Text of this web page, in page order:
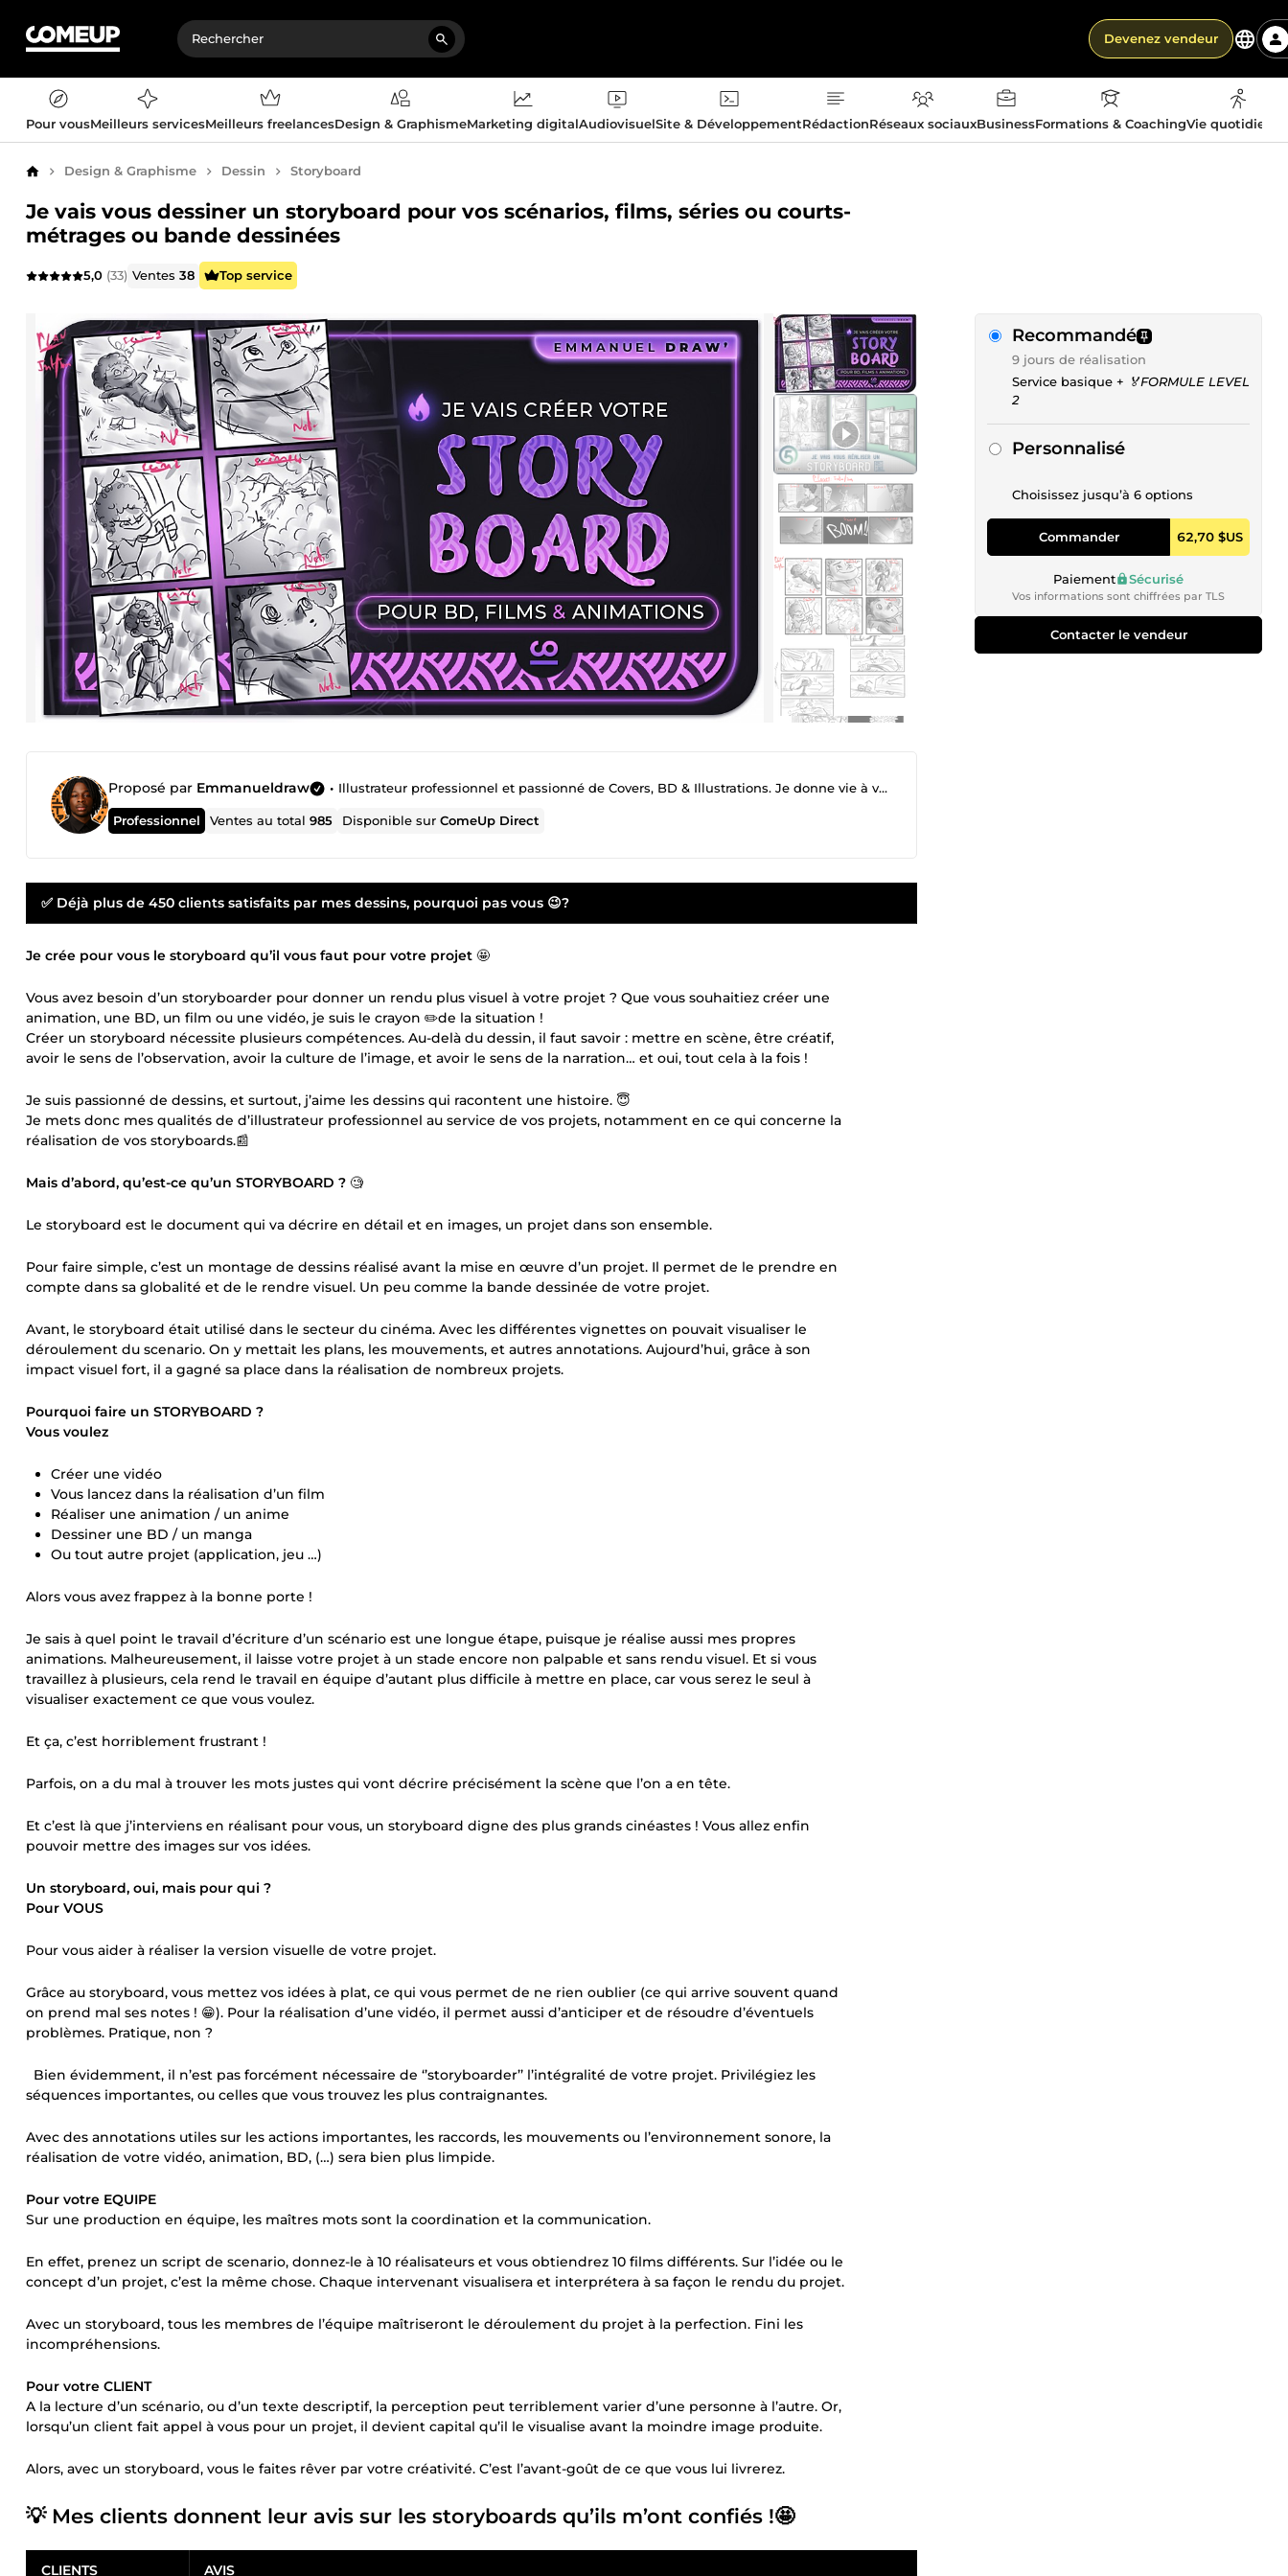
Devenez vendeur
Pour vousMeilleurs servicesMeilleurs freelancesDesign & GraphismeMarketing digitalAudiovisuelSite & DéveloppementRédactionRéseaux sociauxBusinessFormations & CoachingVie
AccueilDesign & Graphisme Dessin Storyboard
Je vais vous dessiner un storyboard pour vos scénarios, films, séries ou courts-
métrages ou bande dessinées
5,0 (33) Ventes38 Top service
Proposé par Emmanueldraw • Illustrateur professionnel et passionné de Covers, BD & Illustrations. Je donne vie à votre univers.
Professionnel Ventes au total985 Disponible surComeUp Direct
✅ Déjà plus de 450 clients satisfaits par mes dessins, pourquoi pas vous 😉?
Je crée pour vous le storyboard qu’il vous faut pour votre projet 🤩
Vous avez besoin d’un storyboarder pour donner un rendu plus visuel à votre projet ? Que vous souhaitiez créer une
animation, une BD, un film ou une vidéo, je suis le crayon ✏️de la situation !
Créer un storyboard nécessite plusieurs compétences. Au-delà du dessin, il faut savoir : mettre en scène, être créatif,
avoir le sens de l’observation, avoir la culture de l’image, et avoir le sens de la narration… et oui, tout cela à la fois !
Je suis passionné de dessins, et surtout, j’aime les dessins qui racontent une histoire. 😇
Je mets donc mes qualités de d’illustrateur professionnel au service de vos projets, notamment en ce qui concerne la
réalisation de vos storyboards.📰
Mais d’abord, qu’est-ce qu’un STORYBOARD ? 🧐
Le storyboard est le document qui va décrire en détail et en images, un projet dans son ensemble.
Pour faire simple, c’est un montage de dessins réalisé avant la mise en œuvre d’un projet. Il permet de le prendre en
compte dans sa globalité et de le rendre visuel. Un peu comme la bande dessinée de votre projet.
Avant, le storyboard était utilisé dans le secteur du cinéma. Avec les différentes vignettes on pouvait visualiser le
déroulement du scenario. On y mettait les plans, les mouvements, et autres annotations. Aujourd’hui, grâce à son
impact visuel fort, il a gagné sa place dans la réalisation de nombreux projets.
Pourquoi faire un STORYBOARD ?
Vous voulez
Créer une vidéo
Vous lancez dans la réalisation d’un film
Réaliser une animation / un anime
Dessiner une BD / un manga
Ou tout autre projet (application, jeu …)
Alors vous avez frappez à la bonne porte !
Je sais à quel point le travail d’écriture d’un scénario est une longue étape, puisque je réalise aussi mes propres
animations. Malheureusement, il laisse votre projet à un stade encore non palpable et sans rendu visuel. Et si vous
travaillez à plusieurs, cela rend le travail en équipe d’autant plus difficile à mettre en place, car vous serez le seul à
visualiser exactement ce que vous voulez.
Et ça, c’est horriblement frustrant !
Parfois, on a du mal à trouver les mots justes qui vont décrire précisément la scène que l’on a en tête.
Et c’est là que j’interviens en réalisant pour vous, un storyboard digne des plus grands cinéastes ! Vous allez enfin
pouvoir mettre des images sur vos idées.
Un storyboard, oui, mais pour qui ?
Pour VOUS
Pour vous aider à réaliser la version visuelle de votre projet.
Grâce au storyboard, vous mettez vos idées à plat, ce qui vous permet de ne rien oublier (ce qui arrive souvent quand
on prend mal ses notes ! 😁). Pour la réalisation d’une vidéo, il permet aussi d’anticiper et de résoudre d’éventuels
problèmes. Pratique, non ?
Bien évidemment, il n’est pas forcément nécessaire de ‘’storyboarder’’ l’intégralité de votre projet. Privilégiez les
séquences importantes, ou celles que vous trouvez les plus contraignantes.
Avec des annotations utiles sur les actions importantes, les raccords, les mouvements ou l’environnement sonore, la
réalisation de votre vidéo, animation, BD, (…) sera bien plus limpide.
Pour votre EQUIPE
Sur une production en équipe, les maîtres mots sont la coordination et la communication.
En effet, prenez un script de scenario, donnez-le à 10 réalisateurs et vous obtiendrez 10 films différents. Sur l’idée ou le
concept d’un projet, c’est la même chose. Chaque intervenant visualisera et interprétera à sa façon le rendu du projet.
Avec un storyboard, tous les membres de l’équipe maîtriseront le déroulement du projet à la perfection. Fini les
incompréhensions.
Pour votre CLIENT
A la lecture d’un scénario, ou d’un texte descriptif, la perception peut terriblement varier d’une personne à l’autre. Or,
lorsqu’un client fait appel à vous pour un projet, il devient capital qu’il le visualise avant la moindre image produite.
Alors, avec un storyboard, vous le faites rêver par votre créativité. C’est l’avant-goût de ce que vous lui livrerez.
💡 Mes clients donnent leur avis sur les storyboards qu’ils m’ont confiés !🤩
CLIENTS AVIS
Recommandé
9 jours de réalisation
Service basique + 🏅FORMULE LEVEL
2
Personnalisé
Choisissez jusqu’à 6 options
Commander 62,70 $US
Paiement Sécurisé
Vos informations sont chiffrées par TLS
Contacter le vendeur